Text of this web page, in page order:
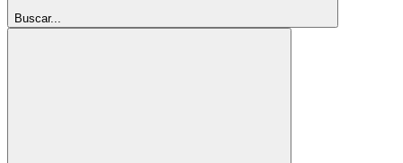
Buscar...